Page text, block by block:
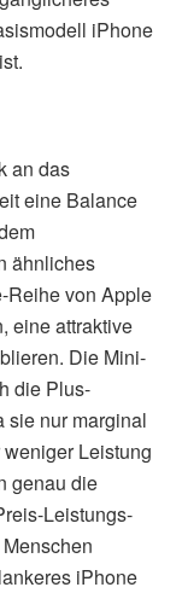
iPhone
an das
eine Balance
ähnliches
Reihe von Apple
eine attraktive
Die Mini-
die Plus-
sie nur marginal
Leistung
genau die
Leistungs-
iPhone